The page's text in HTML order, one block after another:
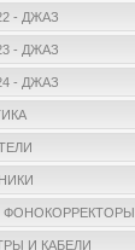
- ДЖАЗ
- ДЖАЗ
- ДЖАЗ
ФОНОКОРРЕКТОРЫ
И КАБЕЛИ